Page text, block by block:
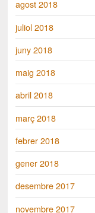
agost 2018
juliol 2018
juny 2018
maig 2018
abril 2018
març 2018
febrer 2018
gener 2018
desembre 2017
novembre 2017